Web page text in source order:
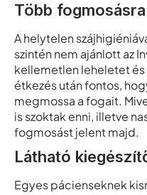
Több
A helytelen
szintén nem ajánlott az
kellemetlen leheletet és
étkezés után fontos,
megmossa a fogait.
is szoktak enni, illetve
fogmosást jelent majd.
Látható
Egyes pácienseknek